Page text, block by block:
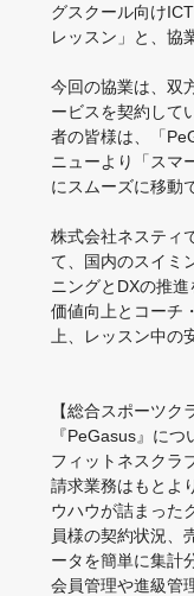
グスクール向け
レッスン」と、協
今回の協業は、双
ービスを契約して
者の皆様は、「
ニューより「スマ
にスムーズに移動
株式会社ネスティ
て、国内のスイミ
ニングとDXの推
価値向上とコーチ
上、レッスン中の
【総合スポーツク
『PeGasus』につ
フィットネスクラ
請求業務はもとよ
ウハウが詰まった
員様の契約状況、
ータを簡単に集計
会員管理や進級管